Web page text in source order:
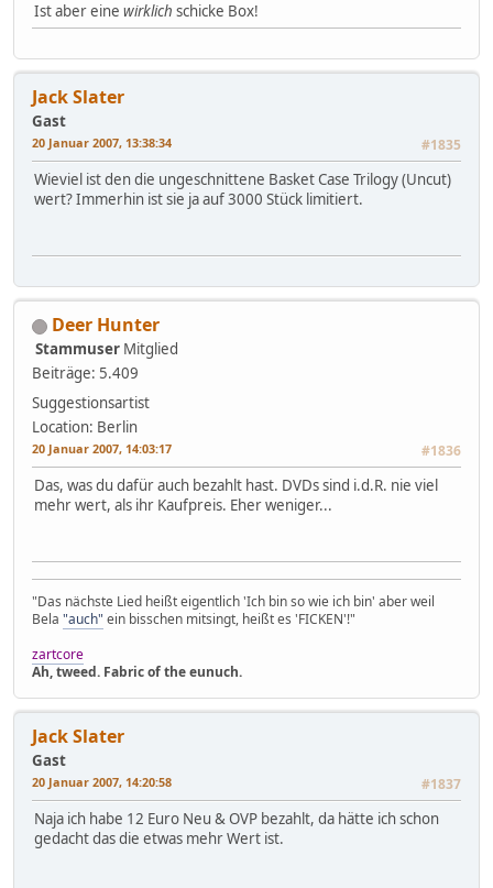
Ist aber eine wirklich schicke Box!
Jack Slater
Gast
20 Januar 2007, 13:38:34 #1835
Wieviel ist den die ungeschnittene Basket Case Trilogy (Uncut)
wert? Immerhin ist sie ja auf 3000 Stück limitiert.
Deer Hunter
Stammuser Mitglied
Beiträge: 5.409
Suggestionsartist
Location: Berlin
20 Januar 2007, 14:03:17 #1836
Das, was du dafür auch bezahlt hast. DVDs sind i.d.R. nie viel
mehr wert, als ihr Kaufpreis. Eher weniger...
"Das nächste Lied heißt eigentlich 'Ich bin so wie ich bin' aber weil
Bela "auch" ein bisschen mitsingt, heißt es 'FICKEN'!"
zartcore
Ah, tweed. Fabric of the eunuch.
Jack Slater
Gast
20 Januar 2007, 14:20:58 #1837
Naja ich habe 12 Euro Neu & OVP bezahlt, da hätte ich schon
gedacht das die etwas mehr Wert ist.